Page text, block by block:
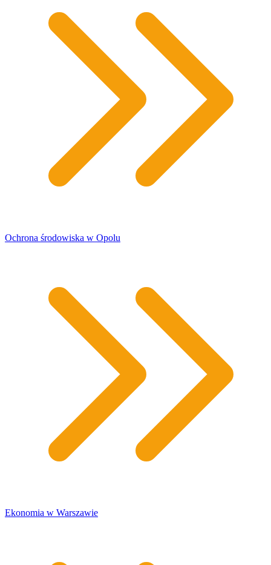
Ochrona środowiska w Opolu
​Ekonomia w Warszawie